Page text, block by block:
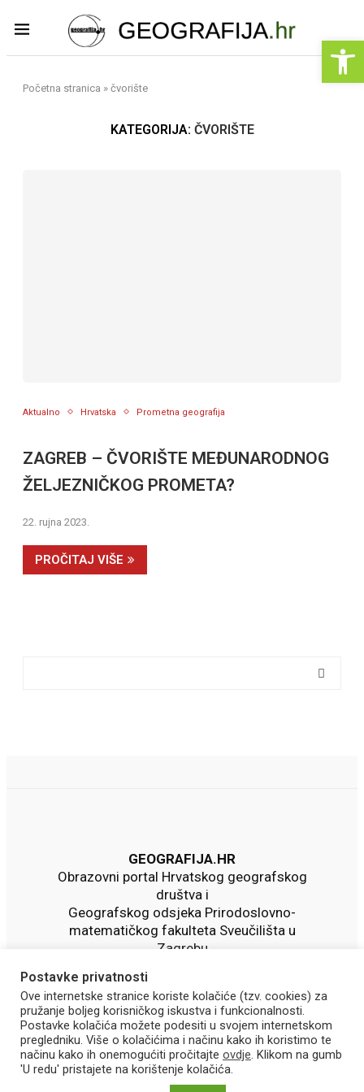
Početna stranica » čvorište
KATEGORIJA: ČVORIŠTE
Aktualno Hrvatska Prometna geografija
ZAGREB – ČVORIŠTE MEĐUNARODNOG
ŽELJEZNIČKOG PROMETA?
22. rujna 2023.
PROČITAJ VIŠE
GEOGRAFIJA.HR
Obrazovni portal Hrvatskog geografskog
društva i
Geografskog odsjeka Prirodoslovno-
matematičkog fakulteta Sveučilišta u
Zagrebu
Postavke privatnosti
Ove internetske stranice koriste kolačiće (tzv. cookies) za
pružanje boljeg korisničkog iskustva i funkcionalnosti.
Postavke kolačića možete podesiti u svojem internetskom
pregledniku. Više o kolačićima i načinu kako ih koristimo te
načinu kako ih onemogućiti pročitajte ovdje. Klikom na gumb
'U redu' pristajete na korištenje kolačića.